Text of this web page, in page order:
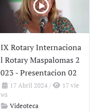
IX Rotary Internaciona
l Rotary Maspalomas 2
023 - Presentacion 02
17 Abril 2024/
17 vie
ws
Videoteca